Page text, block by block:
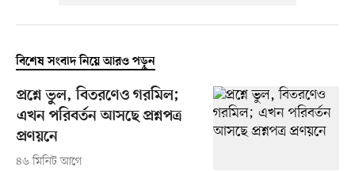
বিশেষ সংবাদ নিয়ে আরও পড়ুন
প্রশ্নে ভুল, বিতরণেও গরমিল;
এখন পরিবর্তন আসছে প্রশ্নপত্র
প্রণয়নে
৪৬ মিনিট আগে